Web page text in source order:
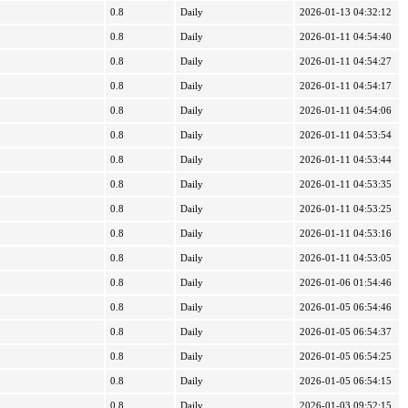
0.8 Daily 2026-01-13 04:32:12
0.8 Daily 2026-01-11 04:54:40
0.8 Daily 2026-01-11 04:54:27
0.8 Daily 2026-01-11 04:54:17
0.8 Daily 2026-01-11 04:54:06
0.8 Daily 2026-01-11 04:53:54
0.8 Daily 2026-01-11 04:53:44
0.8 Daily 2026-01-11 04:53:35
0.8 Daily 2026-01-11 04:53:25
0.8 Daily 2026-01-11 04:53:16
0.8 Daily 2026-01-11 04:53:05
0.8 Daily 2026-01-06 01:54:46
0.8 Daily 2026-01-05 06:54:46
0.8 Daily 2026-01-05 06:54:37
0.8 Daily 2026-01-05 06:54:25
0.8 Daily 2026-01-05 06:54:15
0.8 Daily 2026-01-03 09:52:15